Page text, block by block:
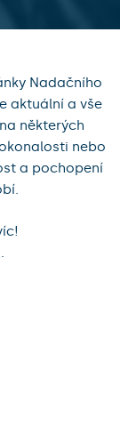
Nadačního
aktuální a vše
některých
nebo
a pochopení